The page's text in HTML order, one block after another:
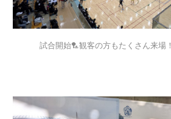
試合開始🏸観客の方もたくさん来場！